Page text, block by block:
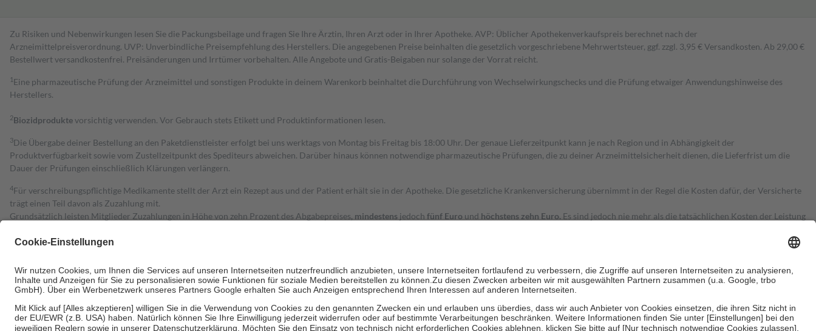
Zu Risiken und Nebenwirkungen lesen Sie die Packungsbeilage und fragen Sie Ihre Ärztin, Ihren Arzt oder in Ihrer Apotheke. AVP: Üblicher Apothekenverkaufspreis berechnet nach der
Arzneimittelpreisverordnung. UVP: Unverbindliche Preisempfehlung des Herstellers. Die angegebenen Preise beinhalten die gesetzlich vorgeschriebene Mehrwertsteuer, ggf. zzgl. 3,95 € Versandkosten. Ab 29,00 €
Bestell­wert versand­kosten­frei. Preisänderungen und Irrtümer vorbehalten. Alle Angebote und Gratis-Beigaben nur solange der Vorrat reicht.
1 Eine pharmazeutische Prüfung der Arzneimittel und sonstigen Produkte in deinem Warenkorb beinhaltet die Durchführung von Wechselwirkungschecks und die Prüfung etwaiger Anwendungshinweise des
Herstellers.
2Biozidproduktevorsichtig verwenden. Vor Gebrauch stets Etikett und Produktinformationen lesen.
3Die Übergabe deiner Bestellung an den Paketdienstleister erfolgt bei uns werktags von Montag bis Freitag bis 18:00 Uhr. Der genaue Lieferzeitpunkt kann je nach Region und in Abhängigkeit der
Produktverfügbarkeit sowie vom Zustellzeitpunkt des Spediteurs abweichen. Darüber hinaus können notwendige pharmazeutische Prüfungen, die zu deiner Arzneimittelsicherheit dienen, die Lieferfrist um die
Dauer der Prüfungen einschließlich Klärungen verlängern.
4Für verschreibungspflichtige Medikamente stellt der Arzt ein Rezept aus und der Patient erhält sie in der Apotheke. Die gesetzliche Krankenversicherung übernimmt in der Regel die Kosten dafür, der Versicherte
trägt einen Teil davon als Zuzahlung mit.
Grundsätzlich leisten Mitglieder Zuzahlungen in Höhe von zehn Prozent des Abgabepreises, mindestens jedoch fünf Euro und höchstens zehn Euro. Es sind jedoch nie mehr als die tatsächlichen Kosten der Leistung
Diese Regeln gelten grundsätzlich auch für Online-Apotheken.
Um das Engagement der Versicherten für ihre eigene Gesundheit zu stärken und die besondere Stellung der Familie zu unterstützen, fallenkeine Zuzahlungen an bei:
• Kindern und Jugendlichen bis zum vollendeten 18. Lebensjahr mit Ausnahme der Fahrkosten
• Untersuchungen zur Vorsorge und Früherkennung, die von der GKV getragen werden
• empfohlenen Schutzimpfungen
• Harn- und Blutteststreifen